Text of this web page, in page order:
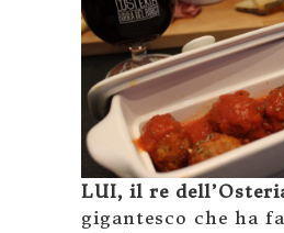
LUI, il re
gigantesco che ha